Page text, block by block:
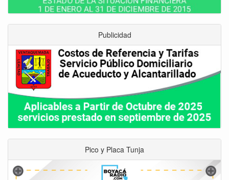
Publicidad
Pico y Placa Tunja